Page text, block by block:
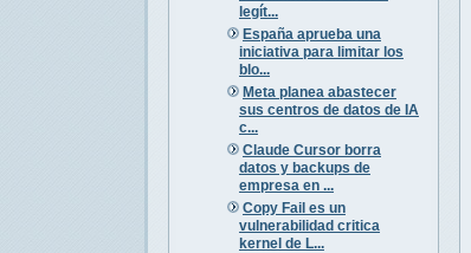
legít...
España aprueba una
iniciativa para limitar los
blo...
Meta planea abastecer
sus centros de datos de IA
c...
Claude Cursor borra
datos y backups de
empresa en ...
Copy Fail es un
vulnerabilidad critica
kernel de L...